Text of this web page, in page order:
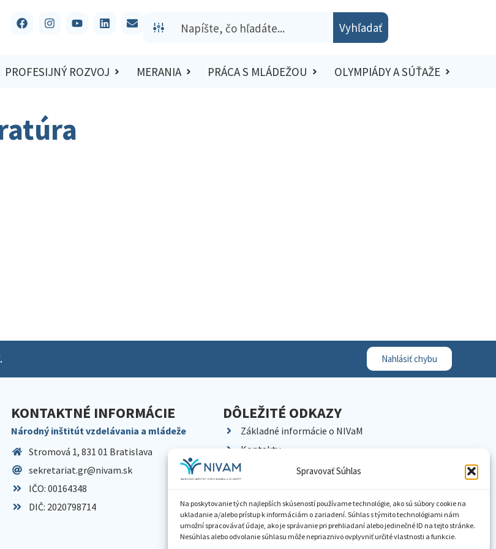
Spravovať Súhlas
Na poskytovanie tých najlepších skúseností používame technológie, ako sú súbory cookie na
ukladanie a/alebo prístup k informáciám o zariadení. Súhlas s týmito technológiami nám
umožní spracovávať údaje, ako je správanie pri prehliadaní alebo jedinečné ID na tejto stránke.
Nesúhlas alebo odvolanie súhlasu môže nepriaznivo ovplyvniť určité vlastnosti a funkcie.
Vyhľadať
PROFESIJNÝ ROZVOJ MERANIA PRÁCA S MLÁDEŽOU OLYMPIÁDY A SÚŤAŽE
Nahlásiť chybu
KONTAKTNÉ INFORMÁCIE
Národný inštitút vzdelávania a mládeže
Stromová 1, 831 01 Bratislava
sekretariat.gr@nivam.sk
IČO: 00164348
DIČ: 2020798714
DÔLEŽITÉ ODKAZY
Základné informácie o NIVaM
Kontakty
Kariéra
Pracoviská NIVaM
Dokumenty inštitúcie
Knižnica